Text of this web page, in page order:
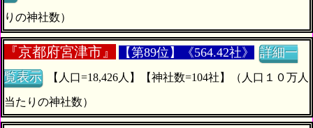
りの神社数）
『京都府宮津市』 【第89位】《564.42社》
詳細一
覧表示
当たりの神社数）